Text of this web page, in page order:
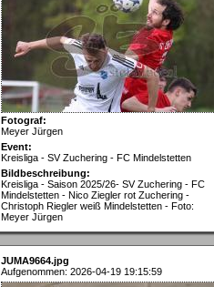
Fotograf:
Meyer Jürgen
Event:
Kreisliga - SV Zuchering - FC Mindelstetten
Bildbeschreibung:
Kreisliga - Saison 2025/26- SV Zuchering - FC
Mindelstetten - Nico Ziegler rot Zuchering -
Christoph Riegler weiß Mindelstetten - Foto:
Meyer Jürgen
JUMA9664.jpg
Aufgenommen: 2026-04-19 19:15:59